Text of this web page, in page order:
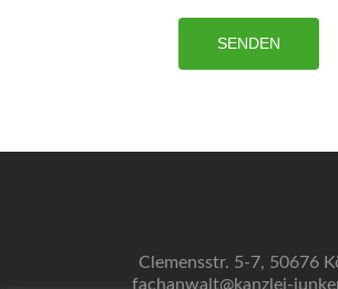
Clemensstr. 5-7, 50676
fachanwalt@kanzlei-